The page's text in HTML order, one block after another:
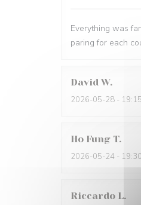
Everything was
paring for each
David W
2026-05-28 -
Ho Fung T
2026-05-24 -
Riccardo L